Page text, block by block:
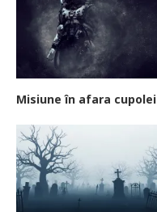
Misiune în afara cupolei